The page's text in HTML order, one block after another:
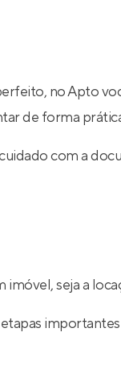
no Apto
de forma
com a
seja a
importantes